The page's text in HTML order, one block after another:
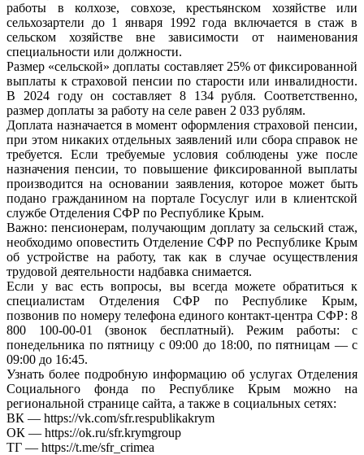
работы в колхозе, совхозе, крестьянском хозяйстве или
сельхозартели до 1 января 1992 года включается в стаж в
сельском хозяйстве вне зависимости от наименования
специальности или должности.
Размер «сельской» доплаты составляет 25% от фиксированной
выплаты к страховой пенсии по старости или инвалидности.
В 2024 году он составляет 8 134 рубля. Соответственно,
размер доплаты за работу на селе равен 2 033 рублям.
Доплата назначается в момент оформления страховой пенсии,
при этом никаких отдельных заявлений или сбора справок не
требуется. Если требуемые условия соблюдены уже после
назначения пенсии, то повышение фиксированной выплаты
производится на основании заявления, которое может быть
подано гражданином на портале Госуслуг или в клиентской
службе Отделения СФР по Республике Крым.
Важно: пенсионерам, получающим доплату за сельский стаж,
необходимо оповестить Отделение СФР по Республике Крым
об устройстве на работу, так как в случае осуществления
трудовой деятельности надбавка снимается.
Если у вас есть вопросы, вы всегда можете обратиться к
специалистам Отделения СФР по Республике Крым,
позвонив по номеру телефона единого контакт-центра СФР: 8
800 100-00-01 (звонок бесплатный). Режим работы: с
понедельника по пятницу с 09:00 до 18:00, по пятницам — с
09:00 до 16:45.
Узнать более подробную информацию об услугах Отделения
Социального фонда по Республике Крым можно на
региональной странице сайта, а также в социальных сетях:
ВК — https://vk.com/sfr.respublikakrym
ОК — https://ok.ru/sfr.krymgroup
ТГ — https://t.me/sfr_crimea